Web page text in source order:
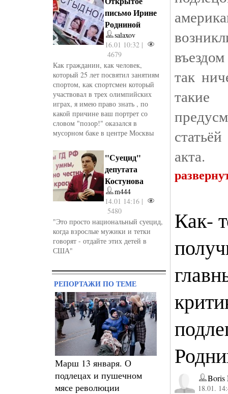
письмо Ирине
Родниной
salaxov
16.01 10:32 |
4679
Как гражданин, как человек,
который 25 лет посвятил занятиям
спортом, как спортсмен который
участвовал в трех олимпийских
играх, я имею право знать , по
какой причине ваш портрет со
словом "позор!" оказался в
мусорном баке в центре Москвы
"Суецид"
депутата
Костунова
m444
14.01 14:16 |
5480
"Это просто национальный суецид,
когда взрослые мужики и тетки
говорят - отдайте этих детей в
США"
РЕПОРТАЖИ ПО ТЕМЕ
Марш 13 января. О
подлецах и пушечном
мясе революции
так
акта.
Как-
Boris
18.01.